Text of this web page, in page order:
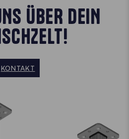
ÜBER DEIN
KONTAKT